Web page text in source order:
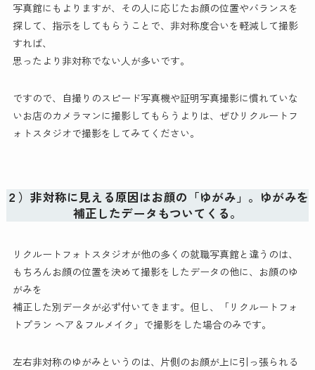
写真館にもよりますが、その人に応じたお顔の位置やバランスを
探して、指示をしてもらうことで、非対称度合いを軽減して撮影
すれば、
思ったより非対称でない人が多いです。
ですので、自撮りのスピード写真機や証明写真撮影に慣れていな
いお店のカメラマンに撮影してもらうよりは、ぜひリクルートフ
ォトスタジオで撮影をしてみてください。
２）非対称に見える原因はお顔の「ゆがみ」。ゆがみを
補正したデータもついてくる。
リクルートフォトスタジオが他の多くの就職写真館と違うのは、
もちろんお顔の位置を決めて撮影をしたデータの他に、お顔のゆ
がみを
補正した別データが必ず付いてきます。但し、「リクルートフォ
トプラン ヘア＆フルメイク」で撮影をした場合のみです。
左右非対称のゆがみというのは、片側のお顔が上に引っ張られる